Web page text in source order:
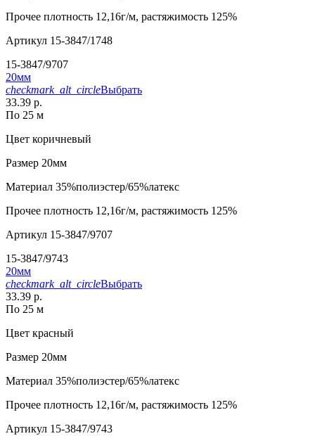
Прочее плотность 12,16г/м, растяжимость 125%
Артикул 15-3847/1748
15-3847/9707
20мм
checkmark_alt_circleВыбрать
33.39 р.
По 25 м
Цвет коричневый
Размер 20мм
Материал 35%полиэстер/65%латекс
Прочее плотность 12,16г/м, растяжимость 125%
Артикул 15-3847/9707
15-3847/9743
20мм
checkmark_alt_circleВыбрать
33.39 р.
По 25 м
Цвет красный
Размер 20мм
Материал 35%полиэстер/65%латекс
Прочее плотность 12,16г/м, растяжимость 125%
Артикул 15-3847/9743